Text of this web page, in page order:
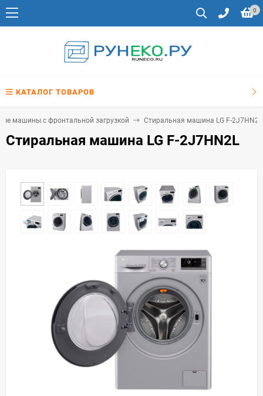
0
КАТАЛОГ ТОВАРОВ
машины с фронтальной загрузкой Стиральная машина LG F-2J7HN2L
Стиральная машина LG F-2J7HN2L